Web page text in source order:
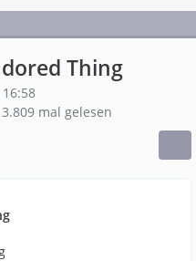
Thing
3.809 mal gelesen